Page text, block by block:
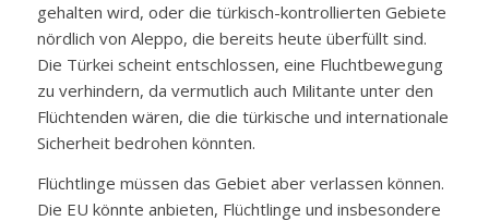
gehalten wird, oder die türkisch-kontrollierten Gebiete
nördlich von Aleppo, die bereits heute überfüllt sind.
Die Türkei scheint entschlossen, eine Fluchtbewegung
zu verhindern, da vermutlich auch Militante unter den
Flüchtenden wären, die die türkische und internationale
Sicherheit bedrohen könnten.
Flüchtlinge müssen das Gebiet aber verlassen können.
Die EU könnte anbieten, Flüchtlinge und insbesondere